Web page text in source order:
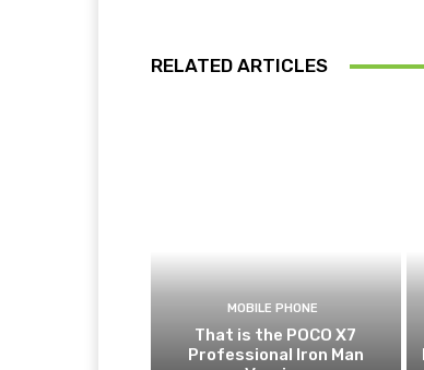
RELATED ARTICLES
MOBILE PHONE
That is the POCO X7
Professional Iron Man